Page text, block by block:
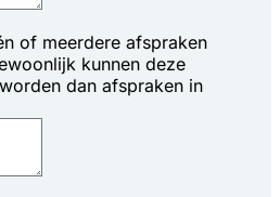
of meerdere afspraken
kunnen deze
dan afspraken in